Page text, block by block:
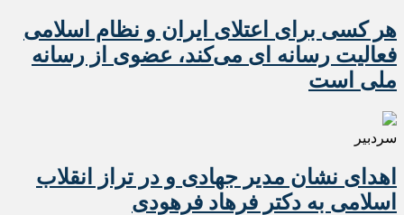
هر کسی برای اعتلای ایران و نظام اسلامی
فعالیت رسانه ای می‌کند، عضوی از رسانه
ملی است
سردبیر
اهدای نشان مدیر جهادی و در تراز انقلاب
اسلامی به دکتر فرهاد فرهودی